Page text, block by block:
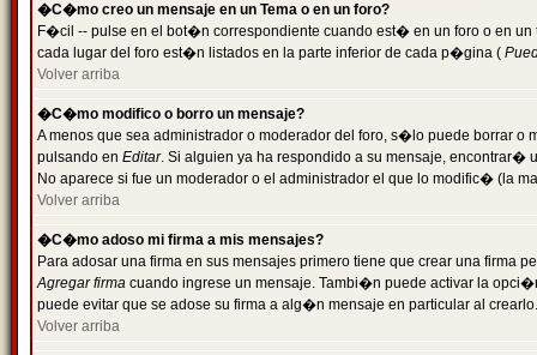
�C�mo creo un mensaje en un Tema o en un foro?
F�cil -- pulse en el bot�n correspondiente cuando est� en un foro o en
cada lugar del foro est�n listados en la parte inferior de cada p�gina (
Volver arriba
�C�mo modifico o borro un mensaje?
A menos que sea administrador o moderador del foro, s�lo puede borrar o
pulsando en Editar. Si alguien ya ha respondido a su mensaje, encontrar�
No aparece si fue un moderador o el administrador el que lo modific� (la
Volver arriba
�C�mo adoso mi firma a mis mensajes?
Para adosar una firma en sus mensajes primero tiene que crear una firma
Agregar firma cuando ingrese un mensaje. Tambi�n puede activar la
puede evitar que se adose su firma a alg�n mensaje en particular al crearlo.
Volver arriba